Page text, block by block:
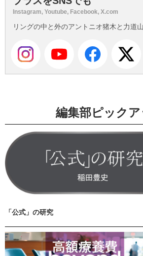
Instagram, Youtube, Facebook, X.com
リングの中と外のアントニオ猪木と力道
編集部ピック
「公式」の研究